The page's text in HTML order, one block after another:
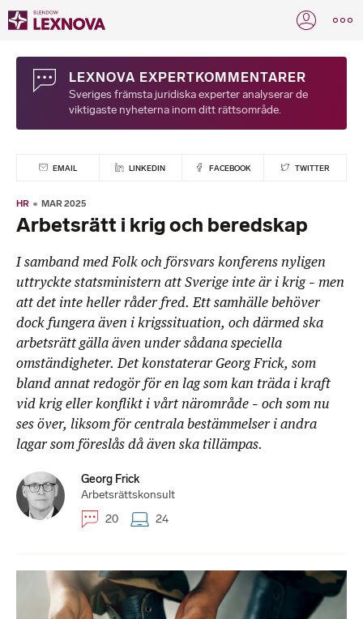
LEXNOVA EXPERTKOMMENTARER
Sveriges främsta juridiska experter analyserar de
viktigaste nyheterna inom ditt rättsområde.
EMAIL LINKEDIN FACEBOOK TWITTER
HR MAR 2025
Arbetsrätt i krig och beredskap
I samband med Folk och försvars konferens nyligen
uttryckte statsministern att Sverige inte är i krig – men
att det inte heller råder fred. Ett samhälle behöver
dock fungera även i krigssituation, och därmed ska
arbetsrätt gälla även under sådana speciella
omständigheter. Det konstaterar Georg Frick, som
bland annat redogör för en lag som kan träda i kraft
vid krig eller konflikt i vårt närområde – och som nu
ses över, liksom för centrala bestämmelser i andra
lagar som föreslås då även ska tillämpas.
Georg Frick
Arbetsrättskonsult
20
24